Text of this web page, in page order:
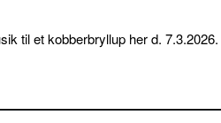
til et kobberbryllup her d.